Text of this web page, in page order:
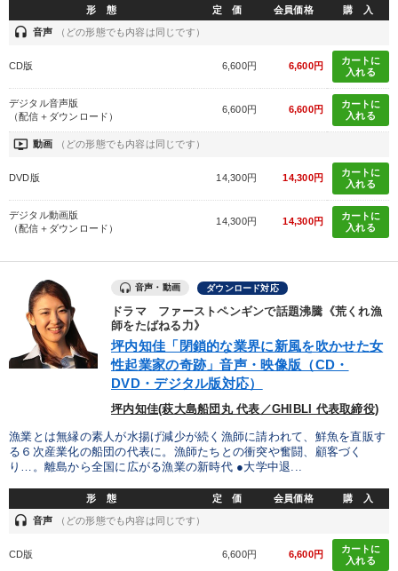
形 態 定 価 会員価格 購 入
headset 音声 （どの形態でも内容は同じです）
CD版 6,600円 6,600円
カートに
入れる
デジタル音声版
（配信＋ダウンロード）
6,600円 6,600円
カートに
入れる
ondemand_video 動画 （どの形態でも内容は同じです）
DVD版 14,300円 14,300円
カートに
入れる
デジタル動画版
（配信＋ダウンロード）
14,300円 14,300円
カートに
入れる
音声・動画 ダウンロード対応
ドラマ ファーストペンギンで話題沸騰《荒くれ漁
師をたばねる力》
坪内知佳「閉鎖的な業界に新風を吹かせた女
性起業家の奇跡」音声・映像版（CD・
DVD・デジタル版対応）
坪内知佳(萩大島船団丸 代表／GHIBLI 代表取締役)
漁業とは無縁の素人が水揚げ減少が続く漁師に請われて、鮮魚を直販す
る６次産業化の船団の代表に。漁師たちとの衝突や奮闘、顧客づく
り…。離島から全国に広がる漁業の新時代 ●大学中退...
形 態 定 価 会員価格 購 入
headset 音声 （どの形態でも内容は同じです）
CD版 6,600円 6,600円
カートに
入れる